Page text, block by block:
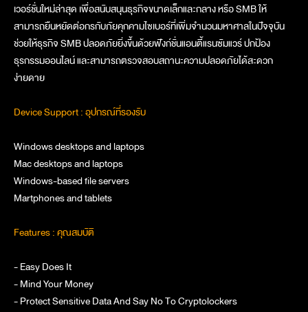
เวอร์ชั่นใหม่ล่าสุด เพื่อสนับสนุนธุรกิจขนาดเล็กและกลาง หรือ SMB ให้
สามารถยืนหยัดต่อกรกับภัยคุกคามไซเบอร์ที่เพิ่มจำนวนมหาศาลในปัจจุบัน
ช่วยให้ธุรกิจ SMB ปลอดภัยยิ่งขึ้นด้วยฟังก์ชั่นแอนตี้แรนซัมแวร์ ปกป้อง
ธุรกรรมออนไลน์ และสามารถตรวจสอบสถานะความปลอดภัยได้สะดวก
ง่ายดาย
Device Support : อุปกรณ์ที่รองรับ
Windows desktops and laptops
Mac desktops and laptops
Windows-based file servers
Martphones and tablets
Features : คุณสมบัติ
- Easy Does It
- Mind Your Money
- Protect Sensitive Data And Say No To Cryptolockers